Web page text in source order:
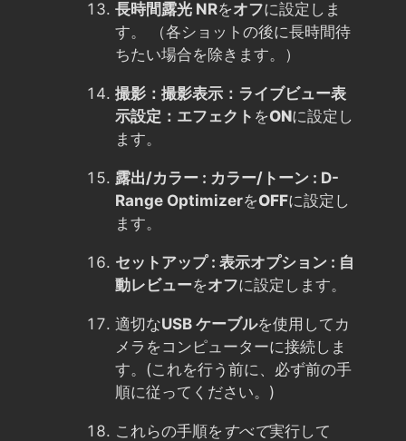
長時間露光 NRをオフに設定しま
す。 （各ショットの後に長時間待
ちたい場合を除きます。）
撮影：撮影表示：ライブビュー表
示設定：エフェクト をONに設定し
ます。
露出/カラー : カラー/トーン : D-
Range OptimizerをOFFに設定し
ます。
セットアップ : 表示オプション : 自
動レビューをオフに設定します。
適切なUSB ケーブルを使用してカ
メラをコンピューターに接続しま
す。(これを行う前に、必ず前の手
順に従ってください。)
これらの手順をすべて実行して